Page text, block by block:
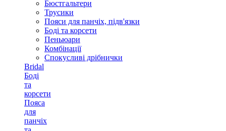
Бюстгальтери
Трусики
Пояси для панчіх, підв'язки
Боді та корсети
Пеньюари
Комбінації
Спокусливі дрібнички
Bridal
Боді
та
корсети
Пояса
для
панчіх